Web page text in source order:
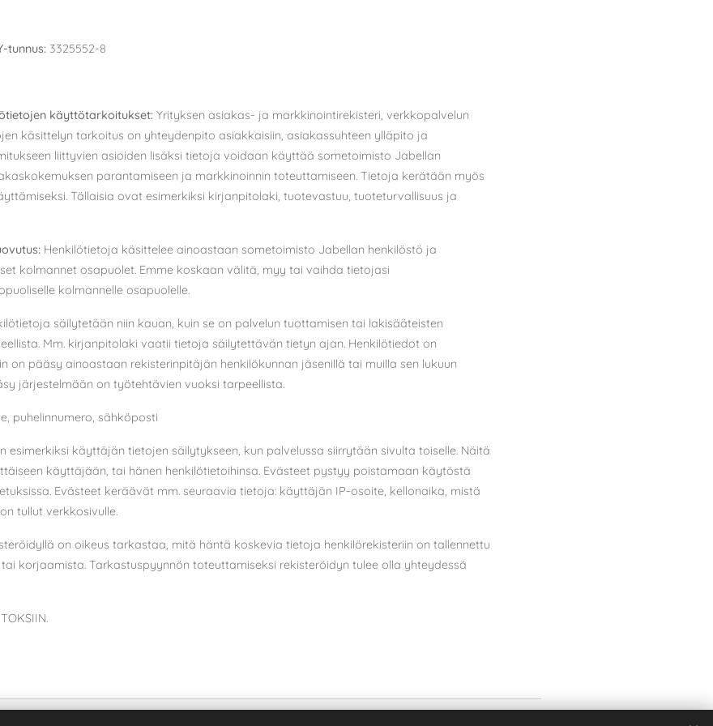
-tunnus: 3325552-8
käyttötarkoitukset: Yrityksen asiakas- ja markkinointirekisteri, verkkopalvelun
käsittelyn tarkoitus on yhteydenpito asiakkaisiin, asiakassuhteen ylläpito ja
liittyvien asioiden lisäksi tietoja voidaan käyttää sometoimisto Jabellan
parantamiseen ja markkinoinnin toteuttamiseen. Tietoja kerätään myös
Tällaisia ovat esimerkiksi kirjanpitolaki, tuotevastuu, tuoteturvallisuus ja
Henkilötietoja käsittelee ainoastaan sometoimisto Jabellan henkilöstö ja
kolmannet osapuolet. Emme koskaan välitä, myy tai vaihda tietojasi
kolmannelle osapuolelle.
säilytetään niin kauan, kuin se on palvelun tuottamisen tai lakisääteisten
Mm. kirjanpitolaki vaatii tietoja säilytettävän tietyn ajan. Henkilötiedot on
on pääsy ainoastaan rekisterinpitäjän henkilökunnan jäsenillä tai muilla sen lukuun
järjestelmään on työtehtävien vuoksi tarpeellista.
puhelinnumero, sähköposti
esimerkiksi käyttäjän tietojen säilytykseen, kun palvelussa siirrytään sivulta toiselle. Näitä
käyttäjään, tai hänen henkilötietoihinsa. Evästeet pystyy poistamaan käytöstä
Evästeet keräävät mm. seuraavia tietoja: käyttäjän IP-osoite, kellonaika, mistä
tullut verkkosivulle.
on oikeus tarkastaa, mitä häntä koskevia tietoja henkilörekisteriin on tallennettu
korjaamista. Tarkastuspyynnön toteuttamiseksi rekisteröidyn tulee olla yhteydessä